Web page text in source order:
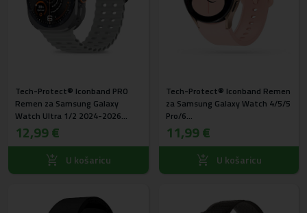
Tech-Protect® Iconband PRO
Remen za Samsung Galaxy
Watch Ultra 1/2 2024-2026
(47mm) Sivi
12,99 €
U košaricu
Tech-Protect® Iconband Remen
za Samsung Galaxy Watch 4/5/5
Pro/6
(40/42/43/44/45/46/47mm) Pink
11,99 €
U košaricu